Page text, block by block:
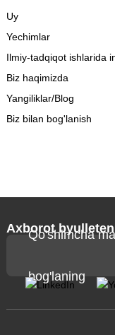
Uy
Yechimlar
Ilmiy-tadqiqot ishlarida
Biz haqimizda
Yangiliklar/Blog
Biz bilan bog'lanish
Axborot
Qo'shimcha
bog'laning